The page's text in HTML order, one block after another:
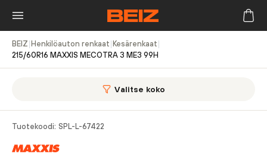
BEIZ Henkilöauton renkaat Kesärenkaat
215/60R16 MAXXIS MECOTRA 3 ME3 99H
Valitse koko
Tuotekoodi: SPL-L-67422